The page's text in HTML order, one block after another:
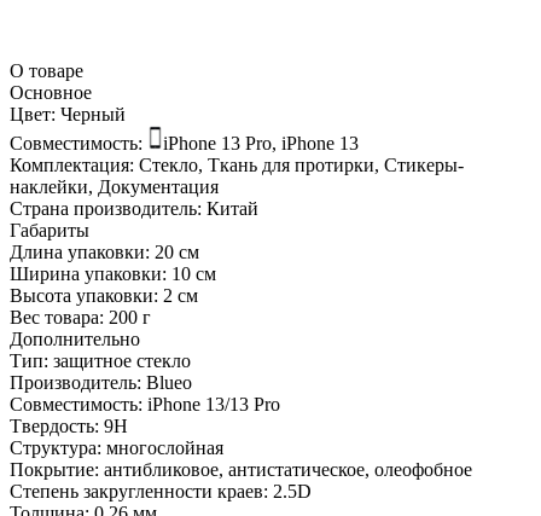
О товаре
Основное
Цвет: Черный
Совместимость:
iPhone 13 Pro, iPhone 13
Комплектация: Стекло, Ткань для протирки, Стикеры-
наклейки, Документация
Страна производитель: Китай
Габариты
Длина упаковки: 20 см
Ширина упаковки: 10 см
Высота упаковки: 2 см
Вес товара: 200 г
Дополнительно
Тип: защитное стекло
Производитель: Blueo
Совместимость: iPhone 13/13 Pro
Tвердость: 9H
Структура: многослойная
Покрытие: антибликовое, антистатическое, олеофобное
Степень закругленности краев: 2.5D